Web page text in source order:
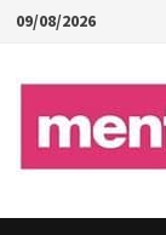
Skip
content
09/08/2026